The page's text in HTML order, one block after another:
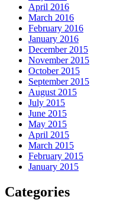
April 2016
March 2016
February 2016
January 2016
December 2015
November 2015
October 2015
September 2015
August 2015
July 2015
June 2015
May 2015
April 2015
March 2015
February 2015
January 2015
Categories